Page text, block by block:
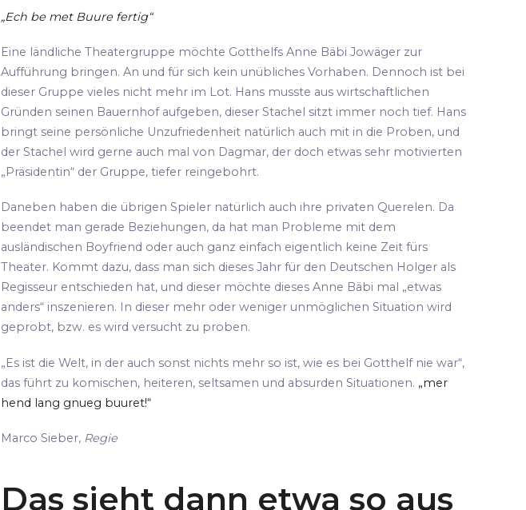
„Ech be met Buure fertig“
Eine ländliche Theatergruppe möchte Gotthelfs Anne Bäbi Jowäger zur
Aufführung bringen. An und für sich kein unübliches Vorhaben. Dennoch ist bei
dieser Gruppe vieles nicht mehr im Lot. Hans musste aus wirtschaftlichen
Gründen seinen Bauernhof aufgeben, dieser Stachel sitzt immer noch tief. Hans
bringt seine persönliche Unzufriedenheit natürlich auch mit in die Proben, und
der Stachel wird gerne auch mal von Dagmar, der doch etwas sehr motivierten
„Präsidentin“ der Gruppe, tiefer reingebohrt.
Daneben haben die übrigen Spieler natürlich auch ihre privaten Querelen. Da
beendet man gerade Beziehungen, da hat man Probleme mit dem
ausländischen Boyfriend oder auch ganz einfach eigentlich keine Zeit fürs
Theater. Kommt dazu, dass man sich dieses Jahr für den Deutschen Holger als
Regisseur entschieden hat, und dieser möchte dieses Anne Bäbi mal „etwas
anders“ inszenieren. In dieser mehr oder weniger unmöglichen Situation wird
geprobt, bzw. es wird versucht zu proben.
„Es ist die Welt, in der auch sonst nichts mehr so ist, wie es bei Gotthelf nie war“,
das führt zu komischen, heiteren, seltsamen und absurden Situationen. „mer
hend lang gnueg buuret!“
Marco Sieber, Regie
Das sieht dann etwa so aus